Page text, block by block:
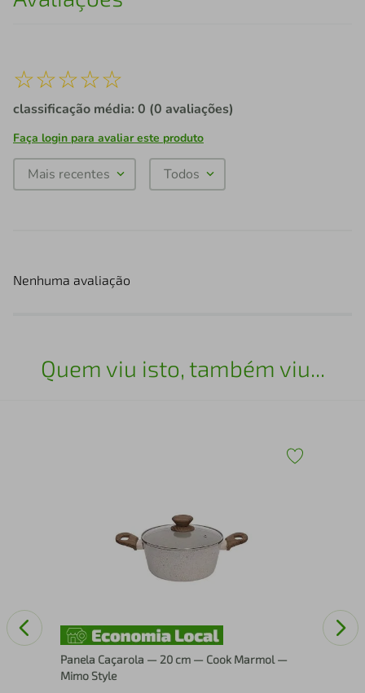
☆☆☆☆☆
classificação média: 0 (0 avaliações)
Faça login para avaliar este produto
Mais recentes Todos
Nenhuma avaliação
Quem viu isto, também viu...
Panela Caçarola — 20 cm — Cook Marmol —
Mimo Style